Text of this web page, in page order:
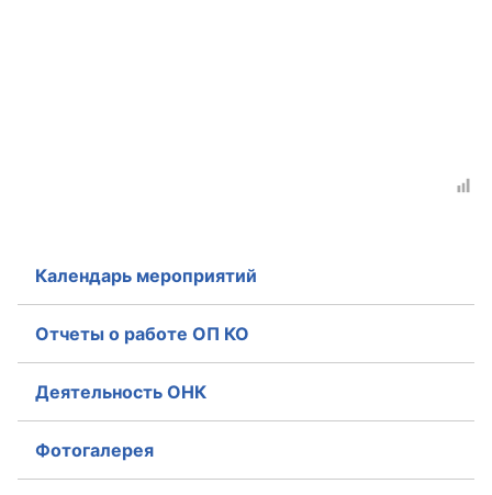
Календарь мероприятий
Отчеты о работе ОП КО
Деятельность ОНК
Фотогалерея